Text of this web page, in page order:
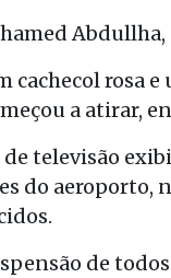
cachecol rosa
a atirar,
de televisão
do aeroporto,
de